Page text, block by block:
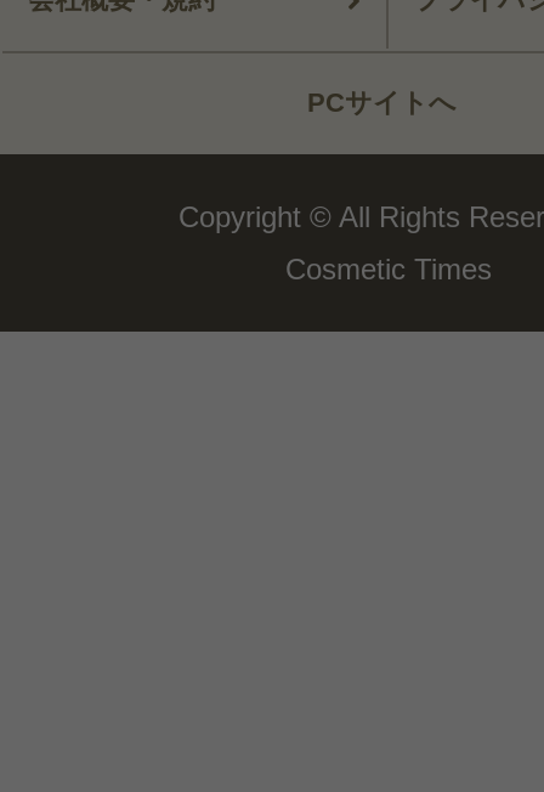
PCサイトへ
Copyright © All Rights
Cosmetic Times